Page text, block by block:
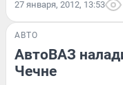
27 января, 2012, 13:53
АВТО
АвтоВАЗ
Чечне